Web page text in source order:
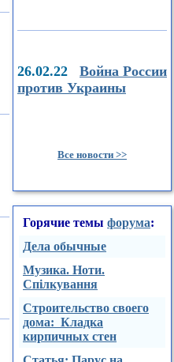
26.02.22 Война России
против Украины
Все новости >>
Горячие темы форума:
Дела обычные
Музика. Ноти.
Спілкування
Строительство своего
дома: Кладка
кирпичных стен